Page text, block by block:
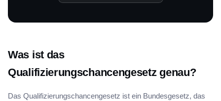
Was ist das
Qualifizierungschancengesetz genau?
Das Qualifizierungschancengesetz ist ein Bundesgesetz, das